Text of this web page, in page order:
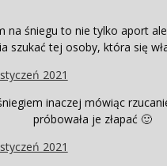
na śniegu to nie tylko aport
szukać tej osoby, która się
inaczej mówiąc
próbowała je złapać 🙂